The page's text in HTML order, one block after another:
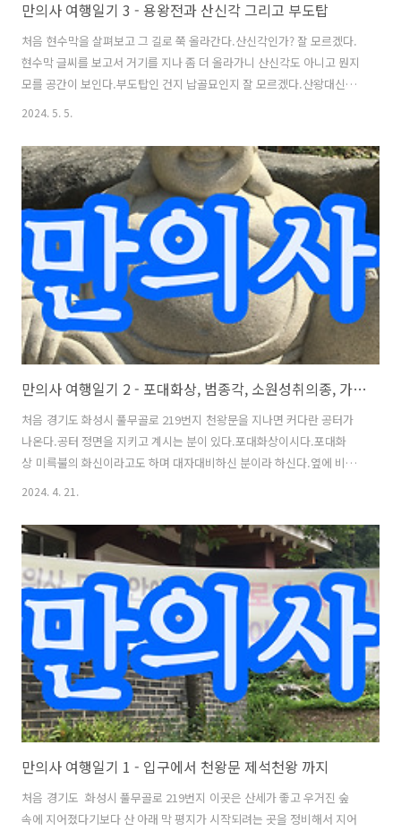
만의사 여행일기 3 - 용왕전과 산신각 그리고 부도탑
처음 현수막을 살펴보고 그 길로 쭉 올라간다.산신각인가? 잘 모르겠다.
현수막 글씨를 보고서 거기를 지나 좀 더 올라가니 산신각도 아니고 뭔지
모를 공간이 보인다.부도탑인 건지 납골묘인지 잘 모르겠다.산왕대신이
그림은 틀림없이 산신할아버지가 틀림이 없는데.... 산왕대신도무지 모
하는 생각도 드는데 에잉.. 정말 모르겠다.왼쪽의 석탑에는 사람의 사진
이 붙어있었다. 스님인 듯싶다. 용왕대신용왕대신주차장에서 법당을 향
해 올라가는 중에 용왕전을 발견했다.양쪽에 관세음보살님으로 보이는
두 분이 호리병을 들고 서계신다. 왼쪽오른쪽 들어가 보자.안이 몹시 궁
금하다. 참배 후 불을 켜놓고 나가시는 분들이 계신가 보다. 그런데 사찰
의 입장도 백번..
2024. 5. 5.
만의사 여행일기 2 - 포대화상, 범종각, 소원성취의종, 가사불사 공덕
처음 경기도 화성시 풀무골로 219번지 천왕문을 지나면 커다란 공터가
나온다.공터 정면을 지키고 계시는 분이 있다.포대화상이시다.포대화
상 미륵불의 화신이라고도 하며 대자대비하신 분이라 하신다.옆에 비석
도 있어서 알아볼 수 있게 되어 있다.한자가 없어서 정말 너무너무 좋다.
지 읽을 수 있다는 이유 하나만으로. 소원성취의종옆에는 소원성취의 종
이 있다. 누구나 칠 수 있는 것인가?모른다. 큰 규모의 범종이다. 범종각
조금 더 오르면 사찰에서 예불 때 쓰이는 것으로 보이는 범종이 보인다.
그런데 규모가 더 작아 보인다.그렇다면 소원성취의 종이 더 나중에 지어
졌고, 예불 때 쓰이는 것일까?범종각, 범종루 넓은 공터가 나온다.소원성
취의 종과 범종각 ..
2024. 4. 21.
만의사 여행일기 1 - 입구에서 천왕문 제석천왕 까지
처음 경기도 화성시 풀무골로 219번지 이곳은 산세가 좋고 우거진 숲
속에 지어졌다기보다 산 아래 막 평지가 시작되려는 곳을 정비해서 지어